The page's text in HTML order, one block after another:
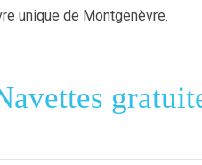
unique de Montgenèvre.